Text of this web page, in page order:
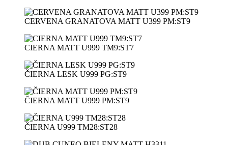
CERVENA GRANATOVA MATT U399 PM:ST9
CIERNA MATT U999 TM9:ST7
ČIERNA LESK U999 PG:ST9
ČIERNA MATT U999 PM:ST9
ČIERNA U999 TM28:ST28